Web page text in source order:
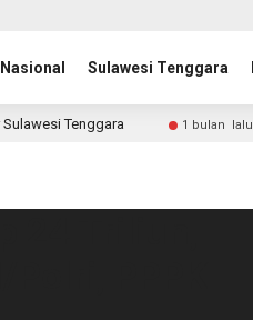
Nasional Sulawesi Tenggara
Tenggara 1 bulan lalu